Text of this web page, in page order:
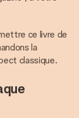
ce livre de
la
classique.